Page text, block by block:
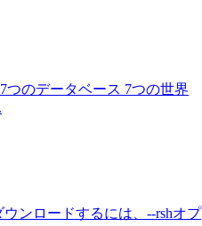
つのデータベース 7つの世界
ウンロードするには、--rshオプ